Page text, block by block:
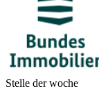
Stelle der woche